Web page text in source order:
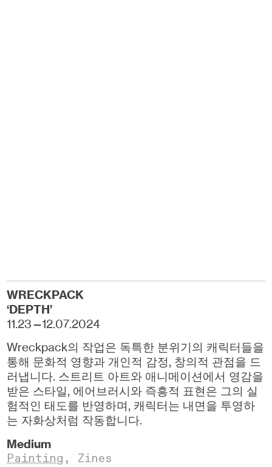
WRECKPACK
‘DEPTH’
11.23—12.07.2024
Wreckpack의 작업은 독특한 분위기의 캐릭터들을
통해 문화적 영향과 개인적 감정, 창의적 관점을 드
러냅니다. 스트리트 아트와 애니메이션에서 영감을
받은 스타일, 에어브러시와 즉흥적 표현은 그의 실
험적인 태도를 반영하며, 캐릭터는 내면을 투영하
는 자화상처럼 작동합니다.
Medium
Painting , Zines